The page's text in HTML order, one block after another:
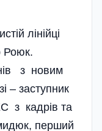
лінійці
Роюк.
з новим
– за­ступник
з кадрів та
перший